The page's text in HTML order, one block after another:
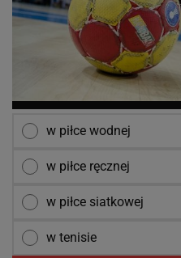
w piłce wodnej
w piłce ręcznej
w piłce siatkowej
w tenisie